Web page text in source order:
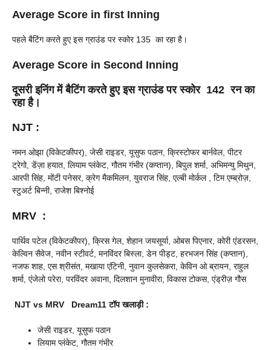
Average Score in first Inning
पहले बैटिंग करते हुए इस ग्राउंड पर स्कोर 135 का रहा है।
Average Score in Second Inning
दूसरी इनिंग में बैटिंग करते हुए इस ग्राउंड पर स्कोर 142 रन का
रहा है।
NJT :
नमन ओझा (विकेटकीपर), जेसी राइडर, यूसुफ पठान, क्रिस्टोफर बार्नवेल, पीटर
ट्रेगो, डेंज़ा हयात, लियाम प्लंकेट, गौतम गंभीर (कप्तान), बिपुल शर्मा, अभिमन्यु मिथुन,
आरपी सिंह, मोंटी पनेसर, क्रेग मैकमिलन, युवराज सिंह, एल्बी मोर्कल , टिम एम्ब्रोज़,
स्टुअर्ट बिन्नी, राजेश बिश्नोई
MRV :
पार्थिव पटेल (विकेटकीपर), क्रिस गेल, शेहान जयसूर्या, ओबस पिएनार, कोरी एंडरसन,
केल्विन सैवेज, नवीन स्टीवर्ट, मनविंदर बिस्ला, डेन पीड्ट, हरभजन सिंह (कप्तान),
नजफ शाह, एस श्रीसंत, मखाया एंटिनी, नुवान कुलसेकरा, केविन ओ ब्रायन, राहुल
शर्मा, एंजेलो परेरा, परविंदर अवाना, दिलशान मुनावीरा, विकास टोकस, एंड्रीज़ गौस
NJT vs MRV Dream11टॉप खलाड़ी :
जेसी राइडर, यूसुफ पठान
लियाम प्लंकेट, गौतम गंभीर